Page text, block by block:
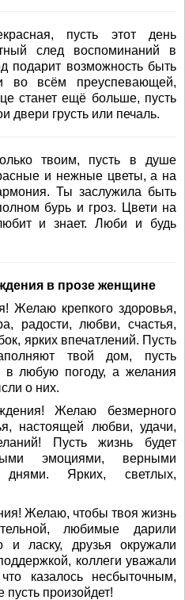
пусть этот день
след воспоминаний в
подарит возможность быть
во всём преуспевающей,
станет ещё больше, пусть
двери грусть или печаль.
твоим, пусть в душе
и нежные цветы, а на
Ты заслужила быть
бурь и гроз. Цвети на
и знает. Люби и будь
в прозе женщине
Желаю крепкого здоровья,
радости, любви, счастья,
ярких впечатлений. Пусть
твой дом, пусть
в любую погоду, а желания
о них.
Желаю безмерного
настоящей любви, удачи,
Пусть жизнь будет
эмоциями, верными
днями. Ярких, светлых,
Желаю, чтобы твоя жизнь
любимые дарили
и ласку, друзья окружали
коллеги уважали
казалось несбыточным,
произойдет!